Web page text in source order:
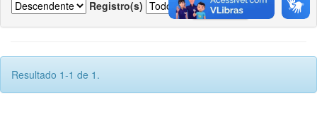
Registro(s)
Resultado 1-1 de 1.